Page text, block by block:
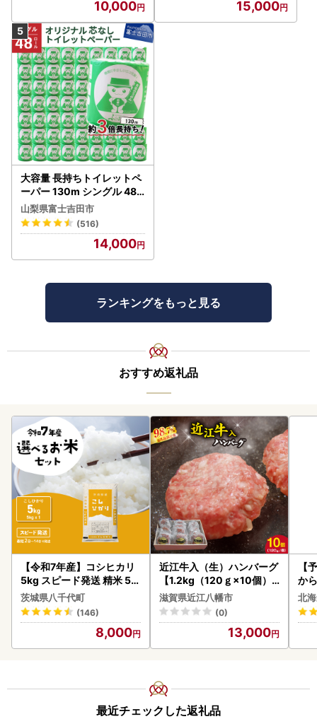
10,000 15,000
大容量 長持ちトイレットペ
ーパー 130m シングル 48R
芯なし 3倍巻 トイレット
山梨県富士吉田市
(516)
14,000
ランキングをもっと見る
おすすめ返礼品
【令和7年産】コシヒカリ
5kg スピード発送 精米 5k
g x 1袋 白米 茨城県 八千代
町
茨城県八千代町
(146)
8,000
近江牛入（生）ハンバーグ
【1.2kg（120ｇ×10個）
】【AG09W】
滋賀県近江八幡市
(0)
13,000
【
か
ら
g (
)【
北
最近チェックした返礼品